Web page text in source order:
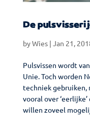
De
byWies| Jan 21,
Pulsvissen wordt
Unie. Toch worden
techniek gebruiken,
vooral over
willen zoveel